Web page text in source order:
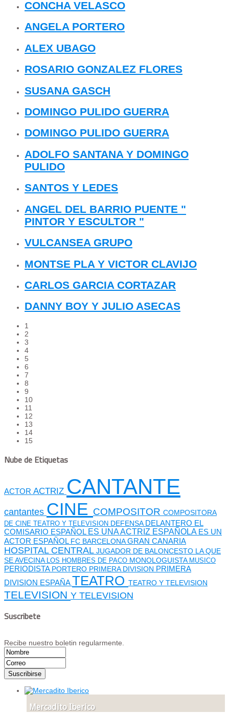
CONCHA VELASCO
ANGELA PORTERO
ALEX UBAGO
ROSARIO GONZALEZ FLORES
SUSANA GASCH
DOMINGO PULIDO GUERRA
DOMINGO PULIDO GUERRA
ADOLFO SANTANA Y DOMINGO
PULIDO
SANTOS Y LEDES
ANGEL DEL BARRIO PUENTE "
PINTOR Y ESCULTOR "
VULCANSEA GRUPO
MONTSE PLA Y VICTOR CLAVIJO
CARLOS GARCIA CORTAZAR
DANNY BOY Y JULIO ASECAS
1
2
3
4
5
6
7
8
9
10
11
12
13
14
15
Nube de Etiquetas
ACTOR ACTRIZ CANTANTE
cantantes CINE COMPOSITOR COMPOSITORA
DE CINE TEATRO Y TELEVISION DEFENSA DELANTERO EL
COMISARIO ESPAÑOL ES UNA ACTRIZ ESPAÑOLA ES UN
ACTOR ESPAÑOL FC BARCELONAGRAN CANARIA
HOSPITAL CENTRAL JUGADOR DE BALONCESTO LA QUE
SE AVECINA LOS HOMBRES DE PACO MONOLOGUISTA MUSICO
PERIODISTA PORTERO PRIMERA DIVISION PRIMERA
DIVISION ESPAÑATEATRO TEATRO Y TELEVISION
TELEVISION Y TELEVISION
Suscribete
Recibe nuestro boletin regularmente.
Mercadito Iberico